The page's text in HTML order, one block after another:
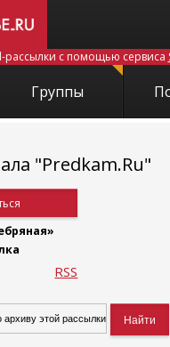
рассылки с помощью сервиса
Группы
"Predkam.Ru"
RSS